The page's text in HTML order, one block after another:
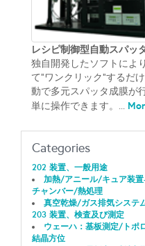
レシピ制御型自動スパッ
独自開発したソフトによ
て”ワンクリック”するだ
動で多元スパッタ成膜が
単に操作できます。...
Categories
202 装置、一般用途
加熱/アニール/キュア装
チャンバー/熱処理
真空乾燥/ガス排気システ
203 装置、検査及び測定
ウェーハ：基板測定/トポ
結晶方位